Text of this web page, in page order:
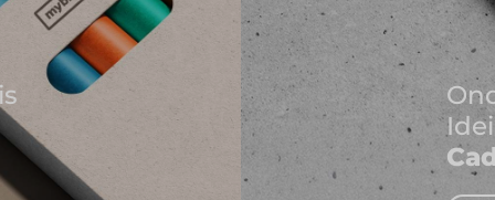
Onde Nascem As Melhores
Cadernos e Blocos de Notas